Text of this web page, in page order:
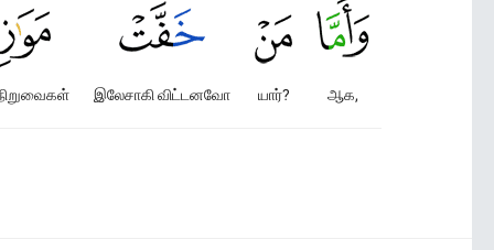
ஆக,
யார்?
இலேசாகி விட்டனவோ